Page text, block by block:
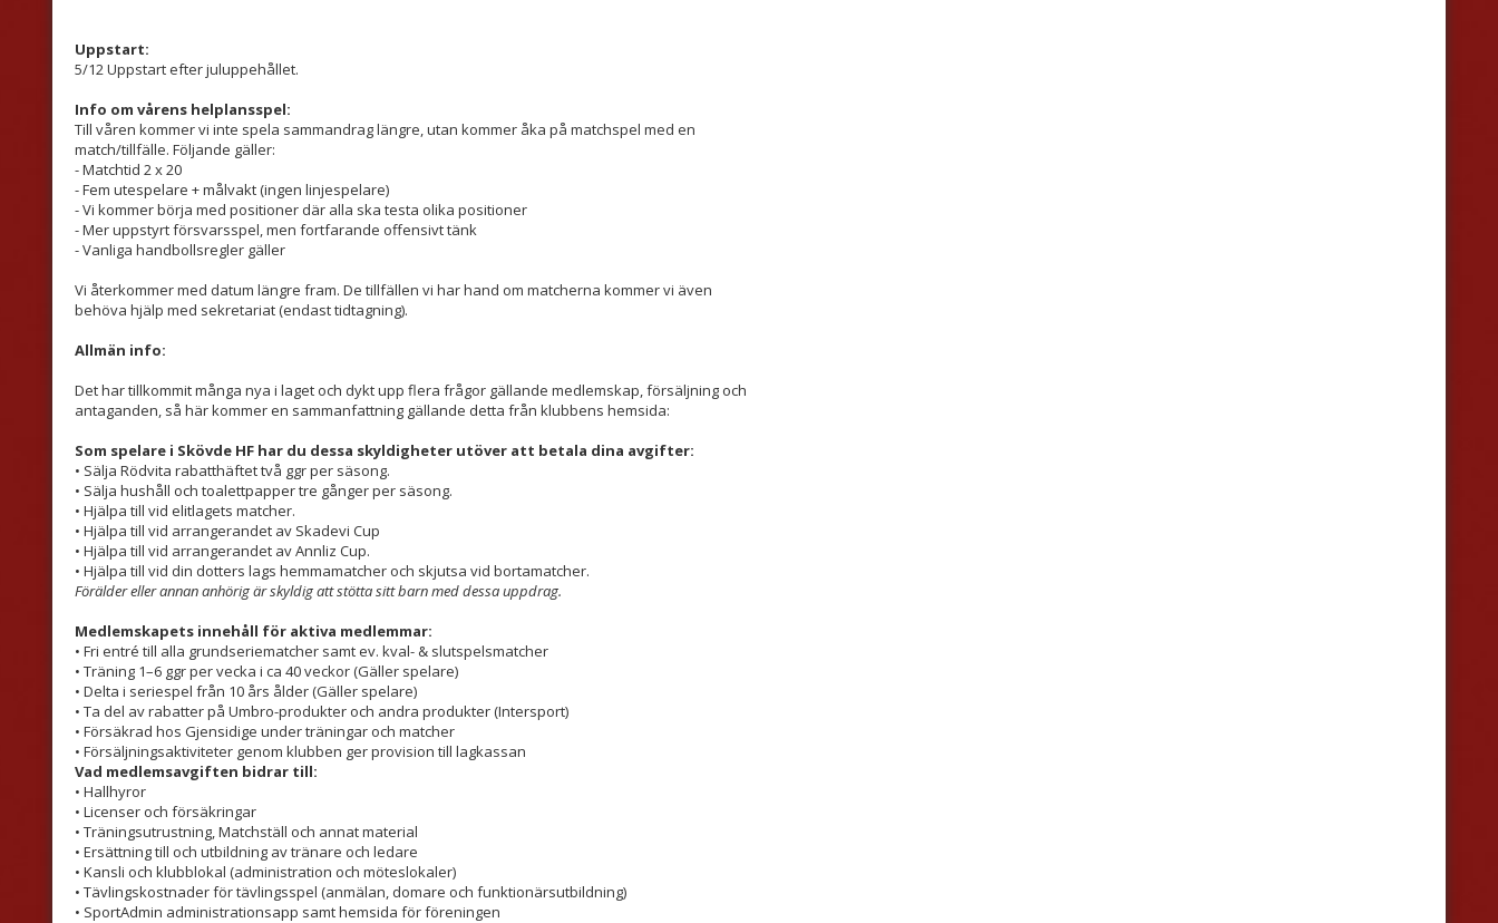
Uppstart:
5/12 Uppstart efter juluppehållet.
Info om vårens helplansspel:
Till våren kommer vi inte spela sammandrag längre, utan kommer åka på matchspel med en
match/tillfälle. Följande gäller:
- Matchtid 2 x 20
- Fem utespelare + målvakt (ingen linjespelare)
- Vi kommer börja med positioner där alla ska testa olika positioner
- Mer uppstyrt försvarsspel, men fortfarande offensivt tänk
- Vanliga handbollsregler gäller
Vi återkommer med datum längre fram. De tillfällen vi har hand om matcherna kommer vi även
behöva hjälp med sekretariat (endast tidtagning).
Allmän info:
Det har tillkommit många nya i laget och dykt upp flera frågor gällande medlemskap, försäljning och
antaganden, så här kommer en sammanfattning gällande detta från klubbens hemsida:
Som spelare i Skövde HF har du dessa skyldigheter utöver att betala dina avgifter:
• Sälja Rödvita rabatthäftet två ggr per säsong.
• Sälja hushåll och toalettpapper tre gånger per säsong.
• Hjälpa till vid elitlagets matcher.
• Hjälpa till vid arrangerandet av Skadevi Cup
• Hjälpa till vid arrangerandet av Annliz Cup.
• Hjälpa till vid din dotters lags hemmamatcher och skjutsa vid bortamatcher.
Förälder eller annan anhörig är skyldig att stötta sitt barn med dessa uppdrag.
Medlemskapets innehåll för aktiva medlemmar:
• Fri entré till alla grundseriematcher samt ev. kval- & slutspelsmatcher
• Träning 1–6 ggr per vecka i ca 40 veckor (Gäller spelare)
• Delta i seriespel från 10 års ålder (Gäller spelare)
• Ta del av rabatter på Umbro-produkter och andra produkter (Intersport)
• Försäkrad hos Gjensidige under träningar och matcher
• Försäljningsaktiviteter genom klubben ger provision till lagkassan
Vad medlemsavgiften bidrar till:
• Hallhyror
• Licenser och försäkringar
• Träningsutrustning, Matchställ och annat material
• Ersättning till och utbildning av tränare och ledare
• Kansli och klubblokal (administration och möteslokaler)
• Tävlingskostnader för tävlingsspel (anmälan, domare och funktionärsutbildning)
• SportAdmin administrationsapp samt hemsida för föreningen